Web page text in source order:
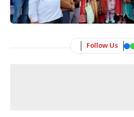
Follow Us